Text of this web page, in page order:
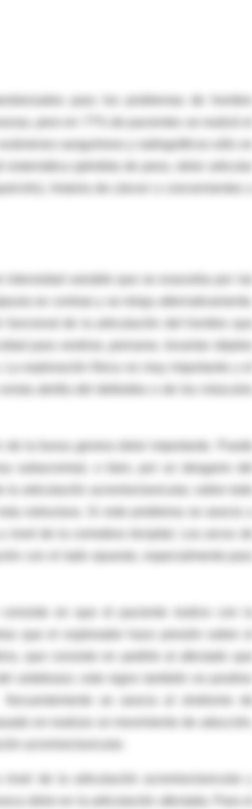
pero en 77% de pacientes se realizó el
sanguíneos y radiográficos sólo en
(pérdida de peso, dolor articular
historia de cáncer o concernientes a
se contrae y se relaja alternativamente,
de la articulación del hombro que
para vestirse, peinarse, levantar objetos
exploración física es muy importante y el
la bursa genera dolor importante. Puede
subacromial, o bien, por un desgarre del
articulación acromioclavicular, sobre todo
estructura. Si este problema se asocia a
de la corredera bicipital. Los arcos de
con el lado opuesto, especialmente para
en que el paciente realice con la
que consiste en pedirle al afectado que
antebrazo; este signo también es positivo
en realizar un movimiento de aducción,
de la articulación acromioclavicular y